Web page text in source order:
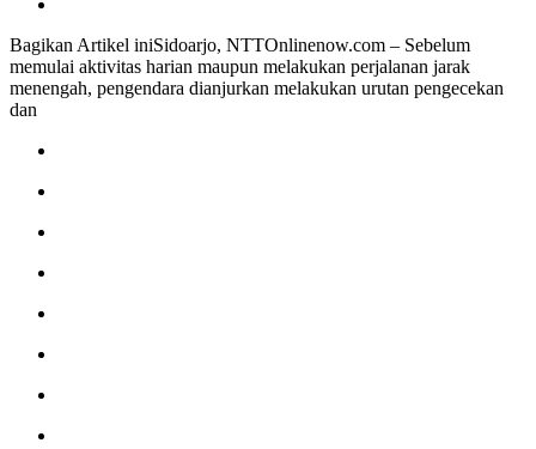
Bagikan Artikel iniSidoarjo, NTTOnlinenow.com – Sebelum
memulai aktivitas harian maupun melakukan perjalanan jarak
menengah, pengendara dianjurkan melakukan urutan pengecekan
dan